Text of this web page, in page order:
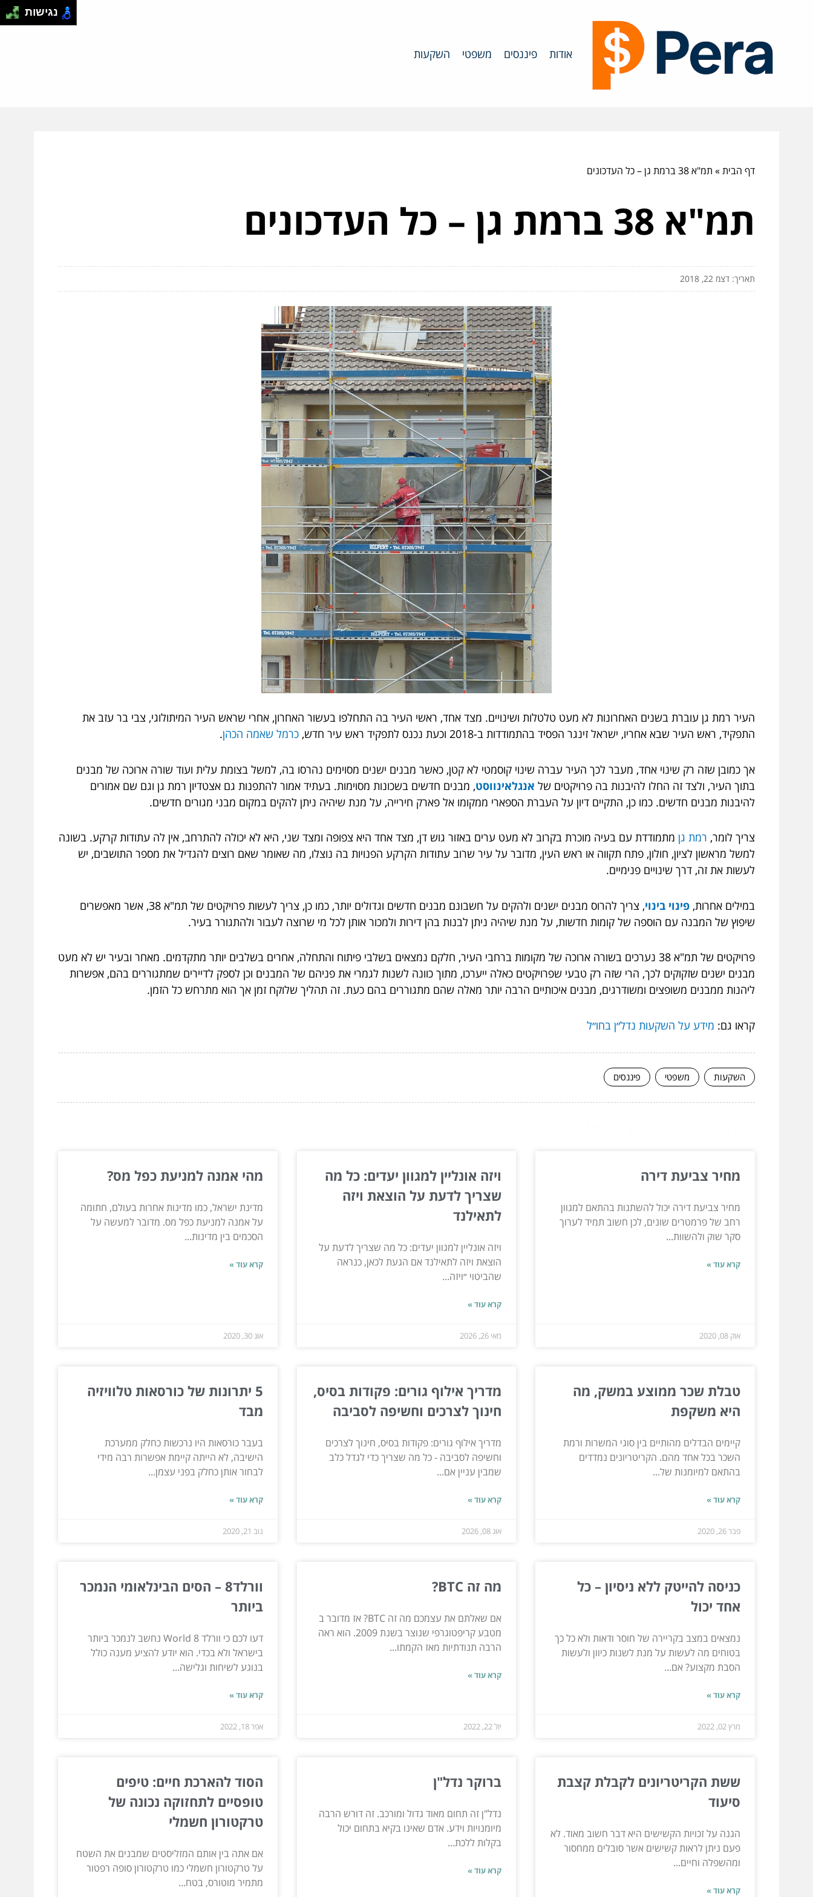
אודות פיננסים משפטי השקעות
דף הבית» תמ"א 38 ברמת גן – כל העדכונים
תמ"א 38 ברמת גן – כל העדכונים
תאריך: דצמ 22, 2018
העיר רמת גן עוברת בשנים האחרונות לא מעט טלטלות ושינויים. מצד אחד, ראשי העיר בה התחלפו בעשור האחרון, אחרי שראש העיר המיתולוגי, צבי בר עזב את
התפקיד, ראש העיר שבא אחריו, ישראל זינגר הפסיד בהתמודדות ב-2018 וכעת נכנס לתפקיד ראש עיר חדש,
כרמל שאמה הכהן.
אך כמובן שזה רק שינוי אחד, מעבר לכך העיר עברה שינוי קוסמטי לא קטן, כאשר מבנים ישנים מסוימים נהרסו בה, למשל בצומת עלית ועוד שורה ארוכה של מבנים
בתוך העיר, ולצד זה החלו להיבנות בה פרויקטים של אנגלאינווסט, מבנים חדשים בשכונות מסוימות. בעתיד אמור להתפנות גם אצטדיון רמת גן וגם שם אמורים
להיבנות מבנים חדשים. כמו כן, התקיים דיון על העברת הספארי ממקומו אל פארק חירייה, על מנת שיהיה ניתן להקים במקום מבני מגורים חדשים.
צריך לומר, רמת גן מתמודדת עם בעיה מוכרת בקרוב לא מעט ערים באזור גוש דן, מצד אחד היא צפופה ומצד שני, היא לא יכולה להתרחב, אין לה עתודות קרקע. בשונה
למשל מראשון לציון, חולון, פתח תקווה או ראש העין, מדובר על עיר שרוב עתודות הקרקע הפנויות בה נוצלו, מה שאומר שאם רוצים להגדיל את מספר התושבים, יש
לעשות את זה, דרך שינויים פנימיים.
במילים אחרות, פינוי בינוי
, צריך להרוס מבנים ישנים ולהקים על חשבונם מבנים חדשים וגדולים יותר, כמו כן, צריך לעשות פרויקטים של תמ"א 38, אשר מאפשרים
שיפוץ של המבנה עם הוספה של קומות חדשות, על מנת שיהיה ניתן לבנות בהן דירות ולמכור אותן לכל מי שרוצה לעבור ולהתגורר בעיר.
פרויקטים של תמ"א 38 נערכים בשורה ארוכה של מקומות ברחבי העיר, חלקם נמצאים בשלבי פיתוח והתחלה, אחרים בשלבים יותר מתקדמים. מאחר ובעיר יש לא מעט
מבנים ישנים שזקוקים לכך, הרי שזה רק טבעי שפרויקטים כאלה ייערכו, מתוך כוונה לשנות לגמרי את פניהם של המבנים וכן לספק לדיירים שמתגוררים בהם, אפשרות
ליהנות ממבנים משופצים ומשודרגים, מבנים איכותיים הרבה יותר מאלה שהם מתגוררים בהם כעת. זה תהליך שלוקח זמן אך הוא מתרחש כל הזמן.
קראו גם: מידע על השקעות נדל״ן בחו״ל
השקעות משפטי פיננסים
מחיר צביעת דירה
מחיר צביעת דירה יכול להשתנות בהתאם למגוון
רחב של פרמטרים שונים, לכן חשוב תמיד לערוך
סקר שוק ולהשוות...
קרא עוד »
אוק 08, 2020
ויזה אונליין למגוון יעדים: כל מה
שצריך לדעת על הוצאת ויזה
לתאילנד
ויזה אונליין למגוון יעדים: כל מה שצריך לדעת על
הוצאת ויזה לתאילנד אם הגעת לכאן, כנראה
שהביטוי ״ויזה...
קרא עוד »
מאי 26, 2026
מהי אמנה למניעת כפל מס?
מדינת ישראל, כמו מדינות אחרות בעולם, חתומה
על אמנה למניעת כפל מס. מדובר למעשה על
הסכמים בין מדינות...
קרא עוד »
אוג 30, 2020
טבלת שכר ממוצע במשק, מה
היא משקפת
קיימים הבדלים מהותיים בין סוגי המשרות ורמת
השכר בכל אחד מהם. הקריטריונים נמדדים
בהתאם למיומנות של...
קרא עוד »
פבר 26, 2020
מדריך אילוף גורים: פקודות בסיס,
חינוך לצרכים וחשיפה לסביבה
מדריך אילוף גורים: פקודות בסיס, חינוך לצרכים
וחשיפה לסביבה - כל מה שצריך כדי לגדל כלב
שמבין עניין אם...
קרא עוד »
אוג 08, 2026
5 יתרונות של כורסאות טלוויזיה
מבד
בעבר כורסאות היו נרכשות כחלק ממערכת
הישיבה, לא הייתה קיימת אפשרות רבה מידי
לבחור אותן כחלק בפני עצמן...
קרא עוד »
נוב 21, 2020
כניסה להייטק ללא ניסיון – כל
אחד יכול
נמצאים במצב בקריירה של חוסר ודאות ולא כל כך
בטוחים מה לעשות על מנת לשנות כיוון ולעשות
הסבת מקצוע? אם...
קרא עוד »
מרץ 02, 2022
מה זה BTC?
אם שאלתם את עצמכם מה זה BTC? אז מדובר ב
מטבע קריפטוגרפי שנוצר בשנת 2009. הוא ראה
הרבה תנודתיות מאז הקמתו...
קרא עוד »
יול 22, 2022
וורלד8 – הסים הבינלאומי הנמכר
ביותר
דעו לכם כי וורלד 8 World נחשב לנמכר ביותר
בישראל ולא בכדי. הוא יודע להציע מענה כולל
בנוגע לשיחות וגלישה...
קרא עוד »
אפר 18, 2022
ששת הקריטריונים לקבלת קצבת
סיעוד
הגנה על זכויות הקשישים היא דבר חשוב מאוד. לא
פעם ניתן לראות קשישים אשר סובלים ממחסור
ומהשפלה וחיים...
קרא עוד »
ברוקר נדל"ן
נדל"ן זה תחום מאוד גדול ומורכב. זה דורש הרבה
מיומנויות וידע. אדם שאינו בקיא בתחום יכול
בקלות ללכת...
קרא עוד »
הסוד להארכת חיים: טיפים
טופסיים לתחזוקה נכונה של
טרקטורון חשמלי
אם אתה בין אותם המזליסטים שמבנים את השטח
על טרקטורון חשמלי כמו טרקטורון סופה רפטור
מתמיר מוטורס, בטח...
נגישות